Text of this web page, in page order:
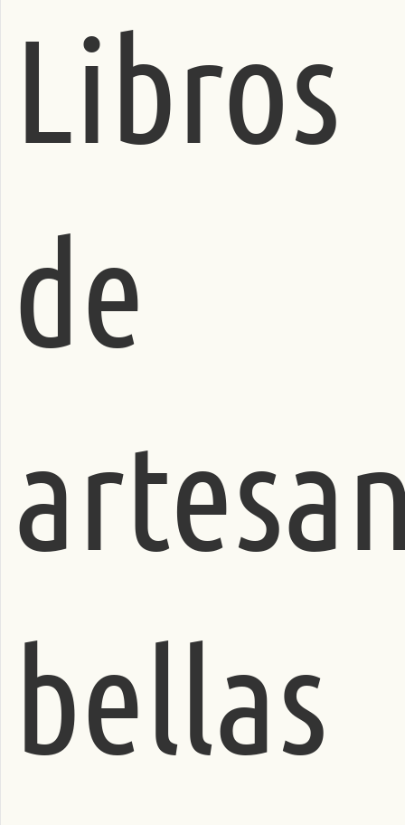
Libros
de
bellas